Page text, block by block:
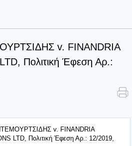
v. FINANDRIA
Πολιτική Έφεση Αρ.:
v. FINANDRIA
LTD, Πολιτική Έφεση Αρ.: 12/2019,